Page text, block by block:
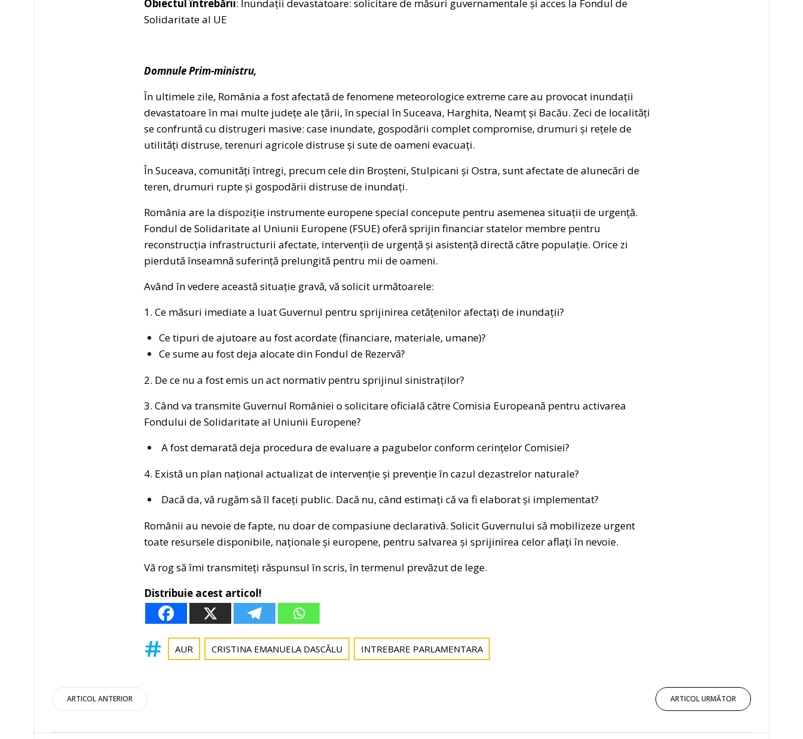
Obiectul întrebării: Inundații devastatoare: solicitare de măsuri guvernamentale și acces la Fondul de
Solidaritate al UE
Domnule Prim-ministru,
În ultimele zile, România a fost afectată de fenomene meteorologice extreme care au provocat inundații
devastatoare în mai multe județe ale țării, în special în Suceava, Harghita, Neamț și Bacău. Zeci de localități
se confruntă cu distrugeri masive: case inundate, gospodării complet compromise, drumuri și rețele de
utilități distruse, terenuri agricole distruse și sute de oameni evacuați.
În Suceava, comunități întregi, precum cele din Broșteni, Stulpicani și Ostra, sunt afectate de alunecări de
teren, drumuri rupte și gospodării distruse de inundați.
România are la dispoziție instrumente europene special concepute pentru asemenea situații de urgență.
Fondul de Solidaritate al Uniunii Europene (FSUE) oferă sprijin financiar statelor membre pentru
reconstrucția infrastructurii afectate, intervenții de urgență și asistență directă către populație. Orice zi
pierdută înseamnă suferință prelungită pentru mii de oameni.
Având în vedere această situație gravă, vă solicit următoarele:
1. Ce măsuri imediate a luat Guvernul pentru sprijinirea cetățenilor afectați de inundații?
Ce tipuri de ajutoare au fost acordate (financiare, materiale, umane)?
Ce sume au fost deja alocate din Fondul de Rezervă?
2. De ce nu a fost emis un act normativ pentru sprijinul sinistraților?
3. Când va transmite Guvernul României o solicitare oficială către Comisia Europeană pentru activarea
Fondului de Solidaritate al Uniunii Europene?
A fost demarată deja procedura de evaluare a pagubelor conform cerințelor Comisiei?
4. Există un plan național actualizat de intervenție și prevenție în cazul dezastrelor naturale?
Dacă da, vă rugăm să îl faceți public. Dacă nu, când estimați că va fi elaborat și implementat?
Românii au nevoie de fapte, nu doar de compasiune declarativă. Solicit Guvernului să mobilizeze urgent
toate resursele disponibile, naționale și europene, pentru salvarea și sprijinirea celor aflați în nevoie.
Vă rog să îmi transmiteți răspunsul în scris, în termenul prevăzut de lege.
Distribuie acest articol!
AUR CRISTINA EMANUELA DASCĂLU INTREBARE PARLAMENTARA
Post
ARTICOL ANTERIOR ARTICOL URMĂTOR